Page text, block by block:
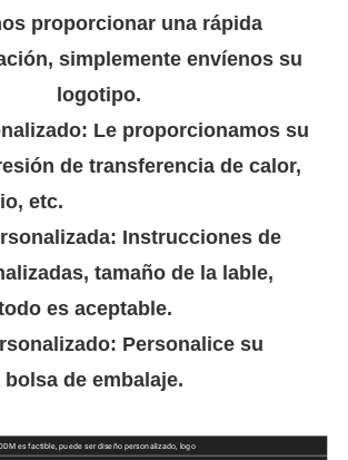
proporcionar una rápida
simplemente envíenos su
logotipo.
Le proporcionamos su
de transferencia de calor,
etc.
Instrucciones de
tamaño de la lable,
es aceptable.
Personalice su
de embalaje.
es factible, puede ser diseño personalizado, logo